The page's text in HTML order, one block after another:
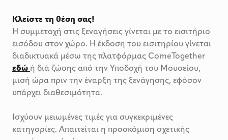
Κλείστε τη θέση σας!
Η συμμετοχή στις ξεναγήσεις γίνεται με το εισιτήριο
εισόδου στον χώρο. Η έκδοση του εισιτηρίου γίνεται
διαδικτυακά μέσω της πλατφόρμας ComeTogether
εδώ ή διά ζώσης από την Υποδοχή του Μουσείου,
μισή ώρα πριν την έναρξη της ξενάγησης, εφόσον
υπάρχει διαθεσιμότητα.
Ισχύουν μειωμένες τιμές για συγκεκριμένες
κατηγορίες. Απαιτείται η προσκόμιση σχετικής